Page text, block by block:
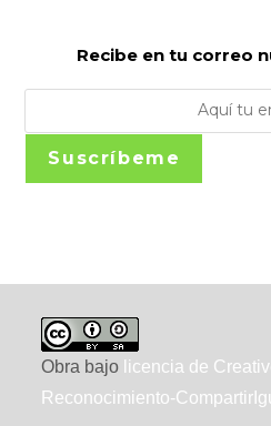
Recibe en tu correo
Suscríbeme
Obra bajo licencia de
Reconocimiento-